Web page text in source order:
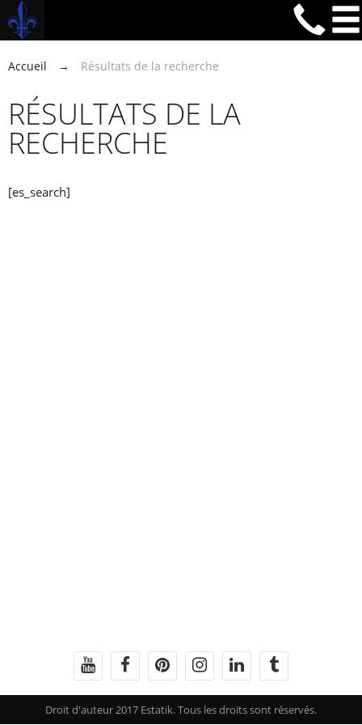
Accueil → Résultats de la recherche
RÉSULTATS DE LA
RECHERCHE
[es_search]
Droit d'auteur 2017 Estatik. Tous les droits sont réservés.